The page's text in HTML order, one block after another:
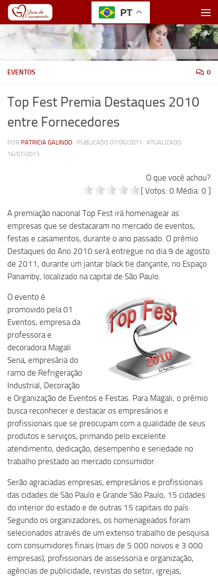
Skip to content
EVENTOS 0
Top Fest Premia Destaques 2010
entre Fornecedores
POR PATRICIA GALINDO · PUBLICADO 07/06/2011 · ATUALIZADO
16/07/2013
O que você achou?
[ Votos: 0 Média: 0 ]
A premiação nacional Top Fest irá homenagear as
empresas que se destacaram no mercado de eventos,
festas e casamentos, durante o ano passado. O prêmio
Destaques do Ano 2010 será entregue no dia 9 de agosto
de 2011, durante um jantar black tie dançante, no Espaço
Panamby, localizado na capital de São Paulo.
O evento é
promovido pela 01
Eventos, empresa da
professora e
decoradora Magali
Sena, empresária do
ramo de Refrigeração
Industrial, Decoração
e Organização de Eventos e Festas. Para Magali, o prêmio
busca reconhecer e destacar os empresários e
profissionais que se preocupam com a qualidade de seus
produtos e serviços, primando pelo excelente
atendimento, dedicação, desempenho e seriedade no
trabalho prestado ao mercado consumidor.
Serão agraciadas empresas, empresários e profissionais
das cidades de São Paulo e Grande São Paulo, 15 cidades
do interior do estado e de outras 15 capitais do país.
Segundo os organizadores, os homenageados foram
selecionados através de um extenso trabalho de pesquisa
com consumidores finais (mais de 5.000 noivos e 3.000
empresas), profissionais de assessoria e organização,
agências de publicidade, revistas do setor, igrejas,
PT